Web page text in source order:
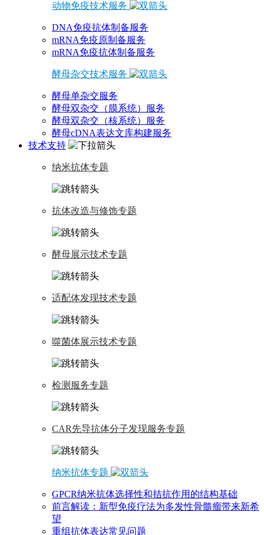
动物免疫技术服务
DNA免疫抗体制备服务
mRNA免疫原制备服务
mRNA免疫抗体制备服务
酵母杂交技术服务
酵母单杂交服务
酵母双杂交（膜系统）服务
酵母双杂交（核系统）服务
酵母cDNA表达文库构建服务
技术支持
纳米抗体专题
抗体改造与修饰专题
酵母展示技术专题
适配体发现技术专题
噬菌体展示技术专题
检测服务专题
CAR先导抗体分子发现服务专题
纳米抗体专题
GPCR纳米抗体选择性和拮抗作用的结构基础
前言解读：新型免疫疗法为多发性骨髓瘤带来新希
望
重组抗体表达常见问题